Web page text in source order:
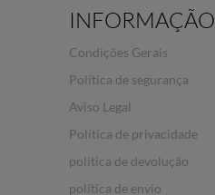
INFORMAÇÃO
Condições Gerais
Política de segurança
Aviso Legal
Política de privacidade
política de devolução
política de envio